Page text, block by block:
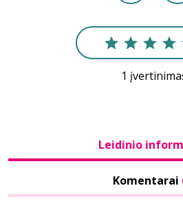
1
Leidinio
Komentarai